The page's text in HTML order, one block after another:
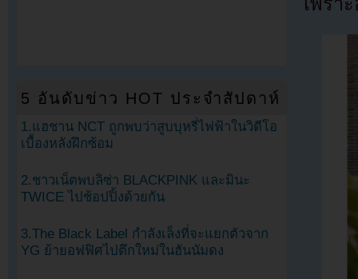
5 อันดับข่าว HOT ประจำสัปดาห์
1.แฮชาน NCT ถูกพบว่าสูบบุหรี่ไฟฟ้าในวิดีโอ
เบื้องหลังฝึกซ้อม
2.ชาวเน็ตพบลิซ่า BLACKPINK และมินะ
TWICE ไปช้อปปิ้งด้วยกัน
3.The Black Label กำลังเล็งที่จะแยกตัวจาก
YG ย้ายอฟฟิศไปตึกใหม่ในฮันนัมดง